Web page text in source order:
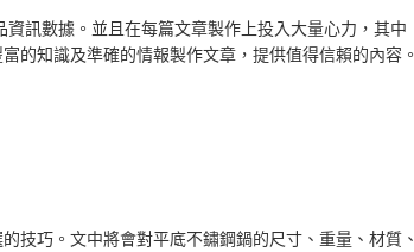
訊數據。並且在每篇文章製作上投入大量心力，其中
的知識及準確的情報製作文章，提供值得信賴的內容。
技巧。文中將會對平底不鏽鋼鍋的尺寸、重量、材質、